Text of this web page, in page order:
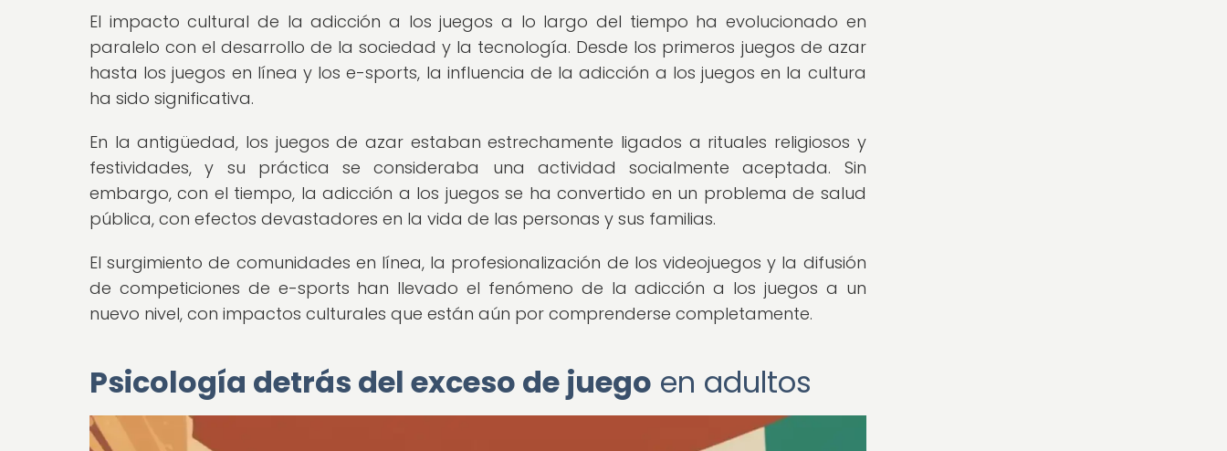
El impacto cultural de la adicción a los juegos a lo largo del tiempo ha evolucionado en
paralelo con el desarrollo de la sociedad y la tecnología. Desde los primeros juegos de azar
hasta los juegos en línea y los e-sports, la influencia de la adicción a los juegos en la cultura
ha sido significativa.
En la antigüedad, los juegos de azar estaban estrechamente ligados a rituales religiosos y
festividades, y su práctica se consideraba una actividad socialmente aceptada. Sin
embargo, con el tiempo, la adicción a los juegos se ha convertido en un problema de salud
pública, con efectos devastadores en la vida de las personas y sus familias.
El surgimiento de comunidades en línea, la profesionalización de los videojuegos y la difusión
de competiciones de e-sports han llevado el fenómeno de la adicción a los juegos a un
nuevo nivel, con impactos culturales que están aún por comprenderse completamente.
Psicología detrás del exceso de juego en adultos